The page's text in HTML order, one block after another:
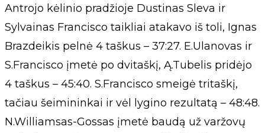
Antrojo kėlinio pradžioje Dustinas Sleva ir
Sylvainas Francisco taikliai atakavo iš toli, Ignas
Brazdeikis pelnė 4 taškus – 37:27. E.Ulanovas ir
S.Francisco įmetė po dvitaškį, Ą.Tubelis pridėjo
4 taškus – 45:40. S.Francisco smeigė tritaškį,
tačiau šeimininkai ir vėl lygino rezultatą – 48:48.
N.Williamsas-Gossas įmetė baudą už varžovų